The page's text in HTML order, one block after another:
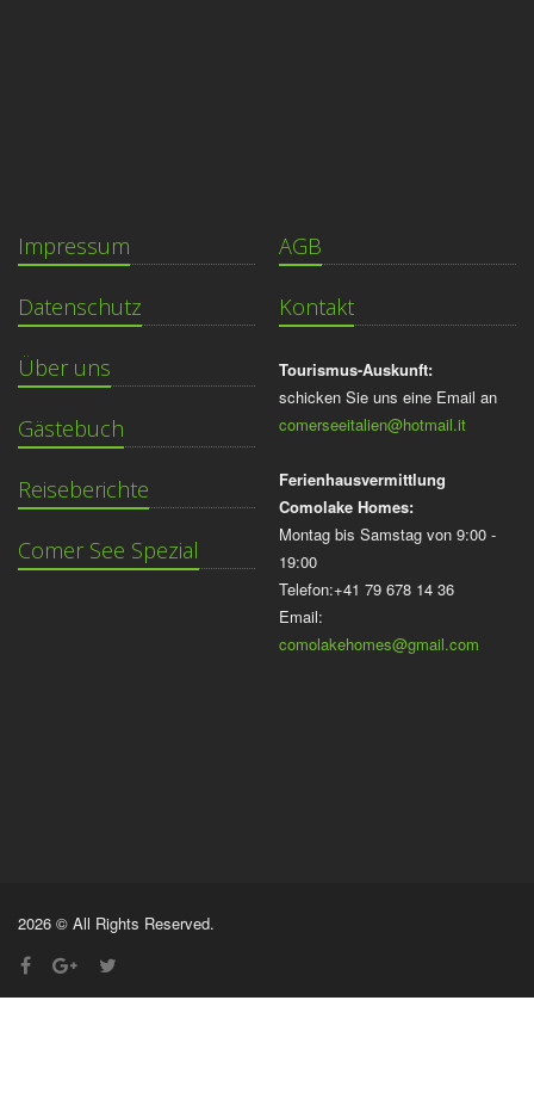
Impressum
Datenschutz
Über uns
Gästebuch
Reiseberichte
Comer See Spezial
AGB
Kontakt
Tourismus-Auskunft:
schicken Sie uns eine Email an
comerseeitalien@hotmail.it
Ferienhausvermittlung
Comolake Homes:
Montag bis Samstag von 9:00 -
19:00
Telefon:+41 79 678 14 36
Email:
comolakehomes@gmail.com
2026 © All Rights Reserved.